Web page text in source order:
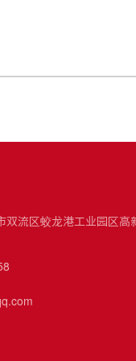
双流区蛟龙港工业园区高